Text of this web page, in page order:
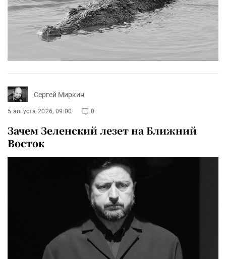
Сергей Миркин
5 августа 2026, 09:00 0
Зачем Зеленский лезет на Ближний
Восток